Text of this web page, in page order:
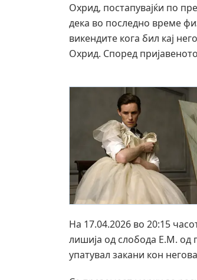
Охрид, постапувајќи по
дека во последно време
викендите кога бил кај
Охрид. Според
На 17.04.2026 во 20:15
лишија од слобода Е.М. од
упатувал закани кон